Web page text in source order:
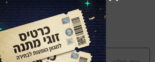
מצטרפים למועדון החברים של
ומקבלים עדכונים בהתאמה